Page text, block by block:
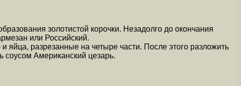
золотистой корочки. Незадолго до окончания
или Российский.
яйца, разрезанные на четыре части. После этого разложить
Американский цезарь.